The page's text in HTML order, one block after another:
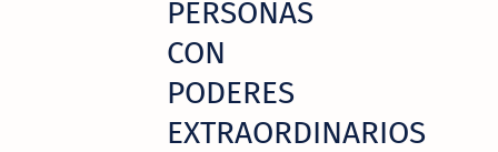
PERSONAS
CON
PODERES
EXTRAORDINARIOS